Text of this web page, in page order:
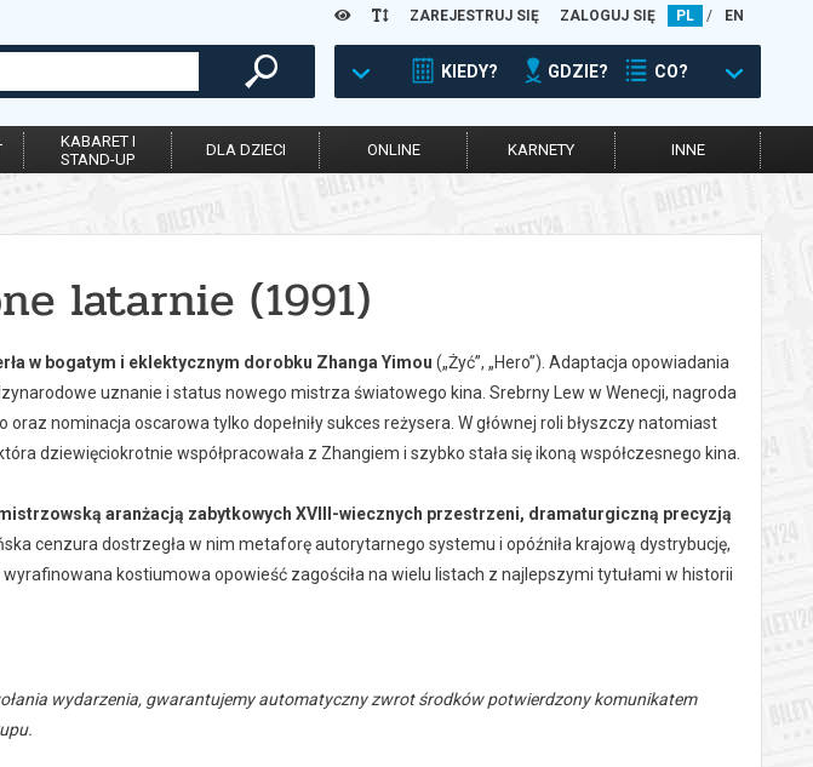
ZAREJESTRUJ SIĘ ZALOGUJ SIĘ PL / EN
KIEDY? GDZIE? CO?
KABARET I
STAND-UP
DLA DZIECI ONLINE KARNETY INNE
latarnie (1991)
w bogatym i eklektycznym dorobku Zhanga Yimou („Żyć”, „Hero”). Adaptacja opowiadania
uznanie i status nowego mistrza światowego kina. Srebrny Lew w Wenecji, nagroda
nominacja oscarowa tylko dopełniły sukces reżysera. W głównej roli błyszczy natomiast
dziewięciokrotnie współpracowała z Zhangiem i szybko stała się ikoną współczesnego kina.
aranżacją zabytkowych XVIII-wiecznych przestrzeni, dramaturgiczną precyzją
cenzura dostrzegła w nim metaforę autorytarnego systemu i opóźniła krajową dystrybucję,
kostiumowa opowieść zagościła na wielu listach z najlepszymi tytułami w historii
wydarzenia, gwarantujemy automatyczny zwrot środków potwierdzony komunikatem